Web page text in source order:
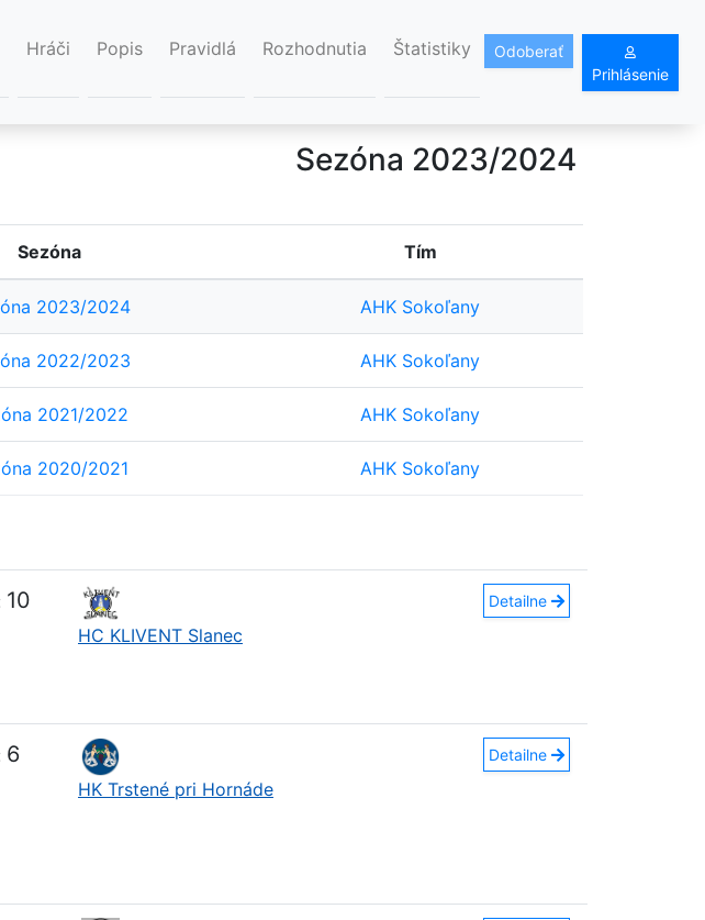
Hráči Popis Pravidlá Rozhodnutia Štatistiky
Odoberať
Prihlásenie
Sezóna 2023/2024
Sezóna Tím
2023/2024 AHK Sokoľany
2022/2023 AHK Sokoľany
2021/2022 AHK Sokoľany
2020/2021 AHK Sokoľany
10
HC KLIVENT Slanec
Detailne
6
HK Trstené pri Hornáde
Detailne